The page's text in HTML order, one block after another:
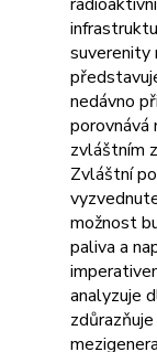
suverenity
nedávno
porovnává
zvláštním
Zvláštní
možnost
paliva a
analyzuje